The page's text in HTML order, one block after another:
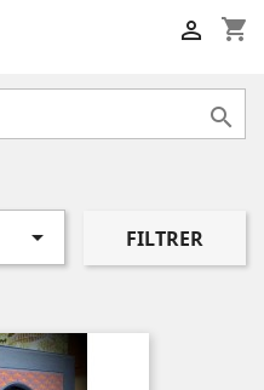
shopping_cart


 FILTRER